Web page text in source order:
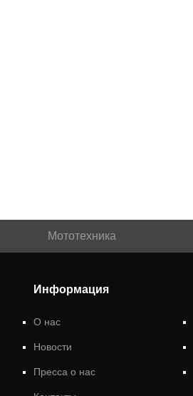
Мототехника
Информация
О нас
Новости
Пресса о нас